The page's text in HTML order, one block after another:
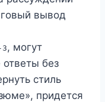
вывод
, могут
без
стиль
придется